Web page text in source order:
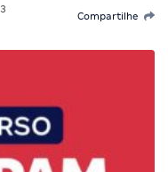
Compartilhe